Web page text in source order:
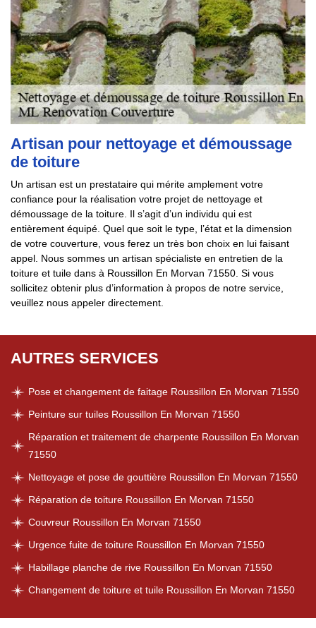
Artisan pour nettoyage et démoussage
de toiture
Un artisan est un prestataire qui mérite amplement votre
confiance pour la réalisation votre projet de nettoyage et
démoussage de la toiture. Il s’agit d’un individu qui est
entièrement équipé. Quel que soit le type, l’état et la dimension
de votre couverture, vous ferez un très bon choix en lui faisant
appel. Nous sommes un artisan spécialiste en entretien de la
toiture et tuile dans à Roussillon En Morvan 71550. Si vous
sollicitez obtenir plus d’information à propos de notre service,
veuillez nous appeler directement.
AUTRES SERVICES
Pose et changement de faitage Roussillon En Morvan 71550
Peinture sur tuiles Roussillon En Morvan 71550
Réparation et traitement de charpente Roussillon En Morvan
71550
Nettoyage et pose de gouttière Roussillon En Morvan 71550
Réparation de toiture Roussillon En Morvan 71550
Couvreur Roussillon En Morvan 71550
Urgence fuite de toiture Roussillon En Morvan 71550
Habillage planche de rive Roussillon En Morvan 71550
Changement de toiture et tuile Roussillon En Morvan 71550